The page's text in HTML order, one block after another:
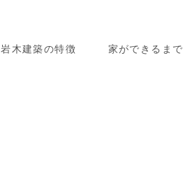
岩木建築の特徴 家ができるまで